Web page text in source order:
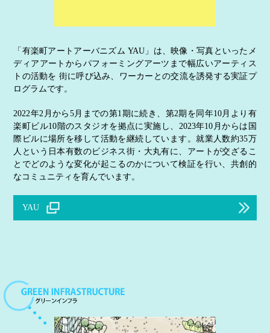
「有楽町アートアーバニズム YAU」は、映像・写真といったメ
ディアアートからパフォーミングアーツまで幅広いアーティス
トの活動を 街に呼び込み、ワーカーとの交流を誘発する実証プ
ログラムです。
2022年2月から5月までの第1期に続き、第2期を同年10月より有
楽町ビル10階のスタジオを拠点に実施し、2023年10月からは国
際ビルに場所を移して活動を継続しています。就業人数約35万
人という日本有数のビジネス街・大丸有に、アートが交ざるこ
とでどのような変化が起こるのかについて検証を行い、共創的
なコミュニティを育んでいます。
YAU